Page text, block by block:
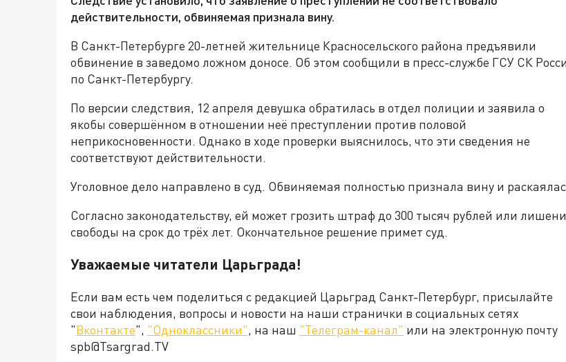
действительности, обвиняемая признала вину.
В Санкт-Петербурге 20-летней жительнице Красносельского района предъявили
обвинение в заведомо ложном доносе. Об этом сообщили в пресс-службе ГСУ СК
по Санкт-Петербургу.
По версии следствия, 12 апреля девушка обратилась в отдел полиции и заявила о
якобы совершённом в отношении неё преступлении против половой
неприкосновенности. Однако в ходе проверки выяснилось, что эти сведения не
соответствуют действительности.
Уголовное дело направлено в суд. Обвиняемая полностью признала вину и
Согласно законодательству, ей может грозить штраф до 300 тысяч рублей или
свободы на срок до трёх лет. Окончательное решение примет суд.
Уважаемые читатели Царьграда!
Если вам есть чем поделиться с редакцией Царьград Санкт-Петербург, присылайте
свои наблюдения, вопросы и новости на наши странички в социальных сетях
"Вконтакте", "Одноклассники", на наш "Телеграм-канал" или на электронную почту
spb@Tsargrad.TV